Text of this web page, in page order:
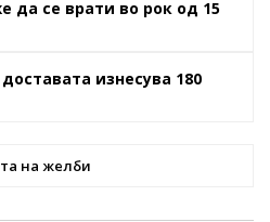
да се врати во рок од 15
изнесува 180
на желби